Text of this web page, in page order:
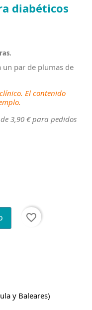
diabéticos
un par de plumas de
El contenido
3,90 € para pedidos
favorite_border
y Baleares)